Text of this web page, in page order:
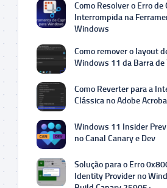
Como Resolver o Erro de
Interrompida na
Windows
Como remover o layout
Windows 11 da Barra de
Como Reverter para a
Clássica no Adobe
Windows 11 Insider
no Canal Canary e Dev
Solução para o Erro
Identity Provider no